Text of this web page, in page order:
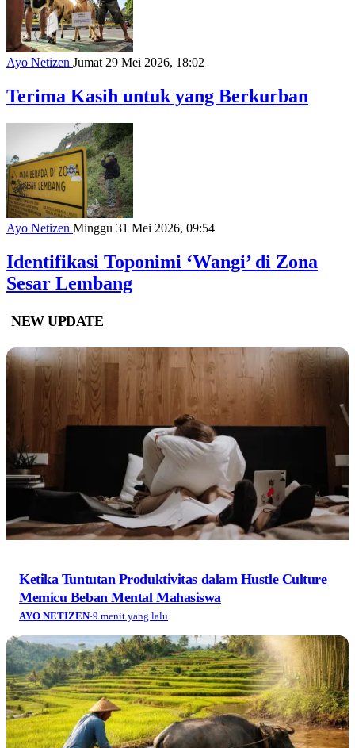
Ayo Netizen Jumat 29 Mei 2026, 18:02
Terima Kasih untuk yang Berkurban
Ayo Netizen Minggu 31 Mei 2026, 09:54
Identifikasi Toponimi ‘Wangi’ di Zona
Sesar Lembang
NEW UPDATE
Ketika Tuntutan Produktivitas dalam Hustle Culture
Memicu Beban Mental Mahasiswa
AYO NETIZEN·9 menit yang lalu